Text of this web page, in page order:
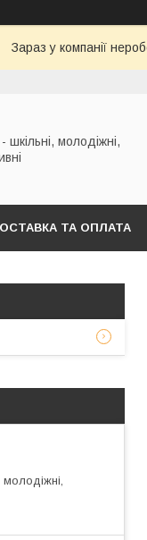
Зараз у компанії
шкільні, молодіжні,
ТА ОПЛАТА
молодіжні,